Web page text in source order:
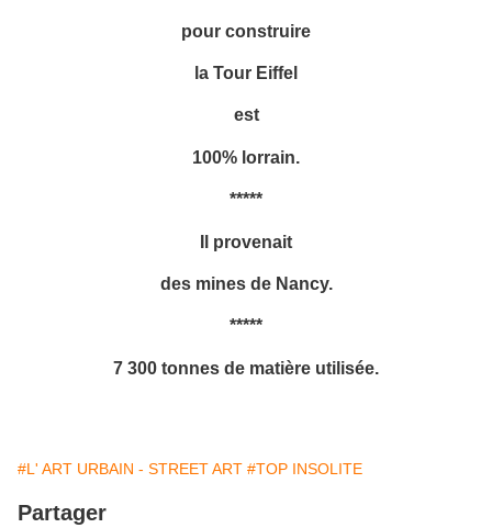
pour construire
la Tour Eiffel
est
100% lorrain.
*****
Il provenait
des mines de Nancy.
*****
7 300 tonnes de matière utilisée.
#L' ART URBAIN - STREET ART #TOP INSOLITE
Partager